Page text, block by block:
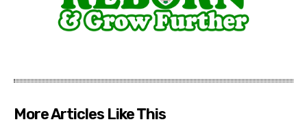
More Articles Like This